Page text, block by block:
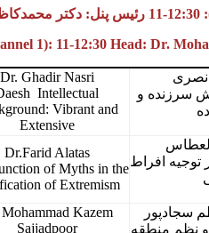
Hannaneh Hall (Pannel 1):
Dr. Ghadir
Daesh
Background:
11-11:20
Dr.Farid
The Function of
Justification of
11:20-11:40
Dr.